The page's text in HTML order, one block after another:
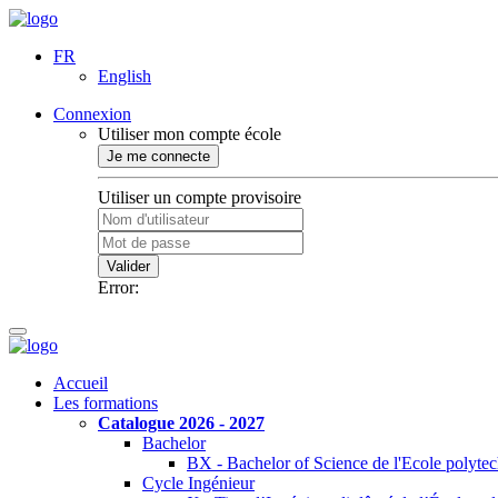
FR
English
Connexion
Utiliser mon compte école
Je me connecte
Utiliser un compte provisoire
Valider
Error:
Accueil
Les formations
Catalogue 2026 - 2027
Bachelor
BX - Bachelor of Science de l'Ecole
Cycle Ingénieur